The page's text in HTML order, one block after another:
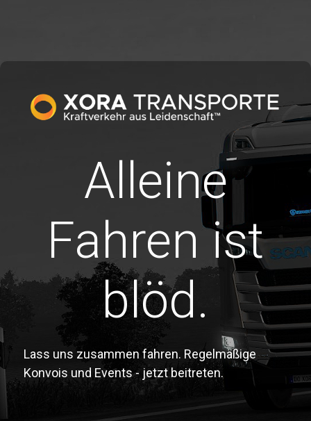
Alleine
Fahren ist
blöd.
Lass uns zusammen fahren. Regelmäßige
Konvois und Events - jetzt beitreten.